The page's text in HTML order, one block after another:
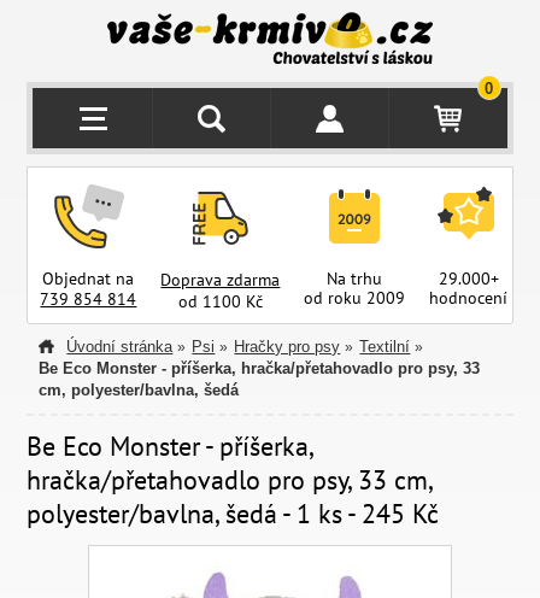
0
Objednat na
739 854 814
Doprava zdarma
od 1100 Kč
Na trhu
od roku 2009
29.000+
hodnocení
Úvodní stránka » Psi » Hračky pro psy » Textilní »
Be Eco Monster - příšerka, hračka/přetahovadlo pro psy, 33
cm, polyester/bavlna, šedá
Be Eco Monster - příšerka,
hračka/přetahovadlo pro psy, 33 cm,
polyester/bavlna, šedá - 1 ks - 245 Kč